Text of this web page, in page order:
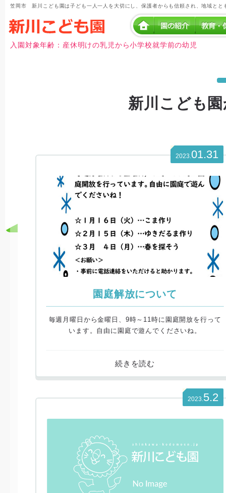
笠岡市 新川こども園は子ども一人一人を大切にし、保護者からも信頼され、地域とと
入園対象年齢：産休明けの乳児から小学校就学前の幼児
新川こども
2023.01.31
園庭解放について
毎週月曜日から金曜日、9時～11時に園庭開放を行って
います。自由に園庭で遊んでくださいね。
2023.5.2